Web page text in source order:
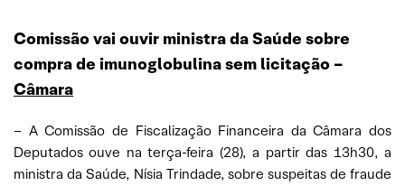
Comissão vai ouvir ministra da Saúde sobre
compra de imunoglobulina sem licitação –
Câmara
– A Comissão de Fiscalização Financeira da Câmara dos
Deputados ouve na terça-feira (28), a partir das 13h30, a
ministra da Saúde, Nísia Trindade, sobre suspeitas de fraude